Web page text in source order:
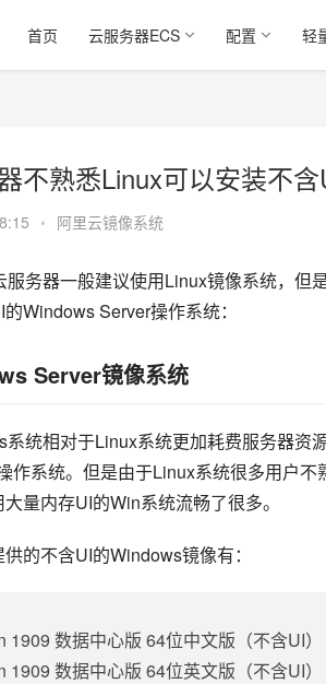
首页 云服务器ECS 配置 轻
不熟悉Linux可以安装不
• 阿里云镜像系统
服务器一般建议使用Linux镜像系统，但
Windows Server操作系统：
Server镜像系统
系统相对于Linux系统更加耗费服务器资
作系统。但是由于Linux系统很多用户
量内存UI的Win系统流畅了很多。
的不含UI的Windows镜像有：
1909 数据中心版 64位中文版（不含UI）
1909 数据中心版 64位英文版（不含UI）